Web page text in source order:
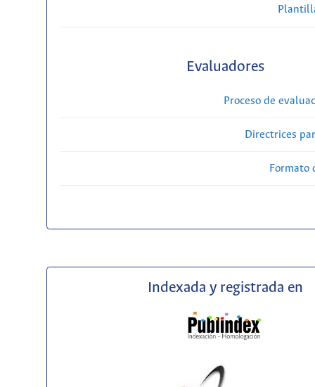
Evaluadores
Proceso de
Directrices
Formato
Indexada y registrada en